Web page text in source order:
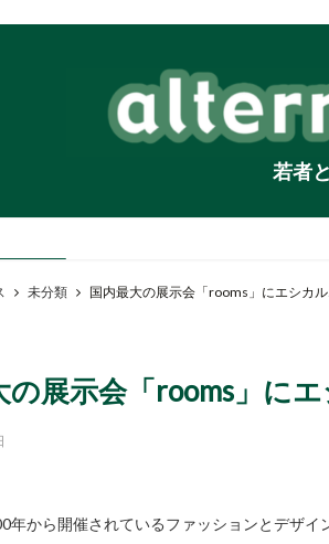
若者
未分類 国内最大の展示会「rooms」にエシカ
の展示会「rooms」に
年から開催されているファッションとデザ